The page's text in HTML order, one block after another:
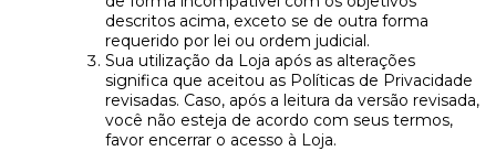
descritos acima, exceto se de outra forma
requerido por lei ou ordem judicial.
Sua utilização da Loja após as alterações
significa que aceitou as Políticas de Privacidade
revisadas. Caso, após a leitura da versão revisada,
você não esteja de acordo com seus termos,
favor encerrar o acesso à Loja.